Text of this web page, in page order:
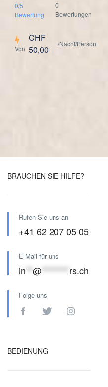
0/5
Bewertung
0
Bewertungen
Von
CHF
50,00
/Nacht/Person
BRAUCHEN SIE HILFE?
Rufen Sie uns an
+41 62 207 05 05
E-Mail für uns
in @ ******** rs.ch
Folge uns
BEDIENUNG